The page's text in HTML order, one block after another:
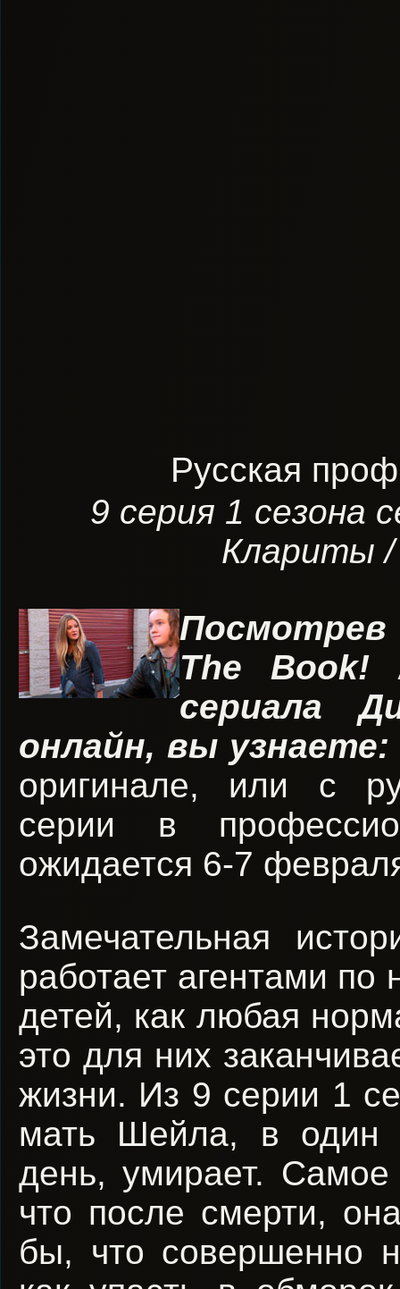
Русская
9 серия 1 сезона
Клариты /
The Book!
сериала
онлайн, вы узнаете:
оригинале, или с
серии в
ожидается 6-7
Замечательная
работает агентами
детей, как любая
это для них
жизни. Из 9 серии 1
мать Шейла, в один
день, умирает.
что после смерти,
бы, что совершенно